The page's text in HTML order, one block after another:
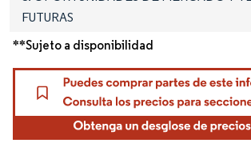
FUTURAS
**Sujeto a disponibilidad